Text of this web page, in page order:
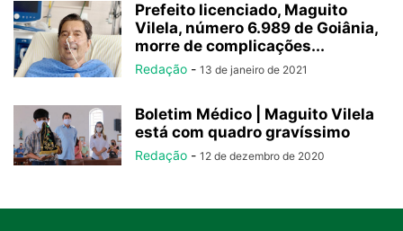
Prefeito licenciado, Maguito
Vilela, número 6.989 de Goiânia,
morre de complicações...
Redação - 13 de janeiro de 2021
Boletim Médico | Maguito Vilela
está com quadro gravíssimo
Redação - 12 de dezembro de 2020